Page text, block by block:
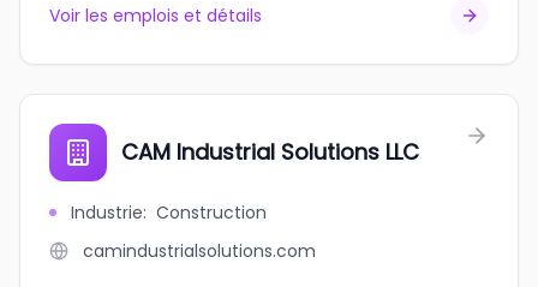
Voir les emplois et détails
CAM Industrial Solutions LLC
Industrie: Construction
camindustrialsolutions.com